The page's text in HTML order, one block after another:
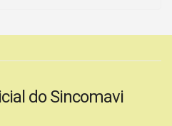
do Sincomavi